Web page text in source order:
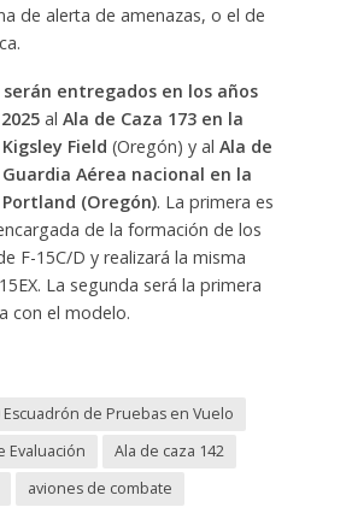
de alerta de amenazas, o el de
serán entregados en los años
al Ala de Caza 173 en la
Field (Oregón) y al Ala de
Guardia Aérea nacional en la
(Oregón). La primera es
de la formación de los
F-15C/D y realizará la misma
La segunda será la primera
con el modelo.
Escuadrón de Pruebas en Vuelo
Evaluación
Ala de caza 142
aviones de combate